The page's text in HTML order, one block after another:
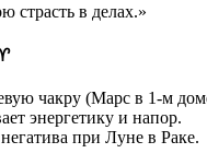
страсть в делах.»
чакру (Марс в 1-м
энергетику и напор.
при Луне в Раке.